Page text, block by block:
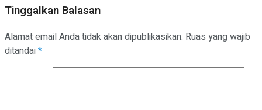
Tinggalkan Balasan
Alamat email Anda tidak akan dipublikasikan. Ruas yang wajib
ditandai*